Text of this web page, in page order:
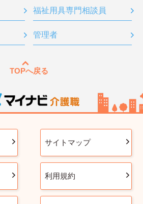
福祉用具専門相談員
管理者
TOPへ戻る
サイトマップ
利用規約